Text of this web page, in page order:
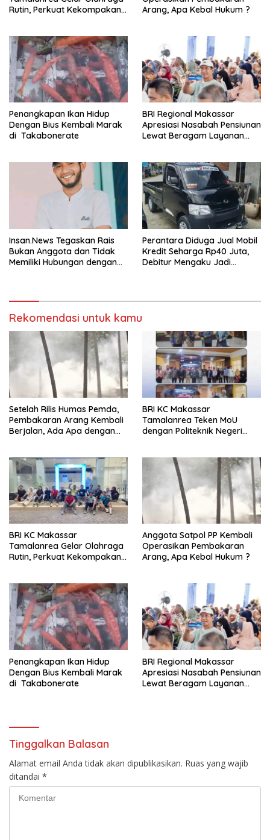
Rutin, Perkuat Kekompakan
Arang, Apa Kebal Hukum ?
Penangkapan Ikan Hidup
Dengan Bius Kembali Marak
di Takabonerate
BRI Regional Makassar
Apresiasi Nasabah Pensiunan
Lewat Beragam Layanan
Insan.News Tegaskan Rais
Bukan Anggota dan Tidak
Memiliki Hubungan dengan
‎Perantara Diduga Jual Mobil
Kredit Seharga Rp40 Juta,
Debitur Mengaku Jadi
Rekomendasi untuk kamu
Setelah Rilis Humas Pemda,
Pembakaran Arang Kembali
Berjalan, Ada Apa dengan
BRI KC Makassar
Tamalanrea Teken MoU
dengan Politeknik Negeri
BRI KC Makassar
Tamalanrea Gelar Olahraga
Rutin, Perkuat Kekompakan
Anggota Satpol PP Kembali
Operasikan Pembakaran
Arang, Apa Kebal Hukum ?
Penangkapan Ikan Hidup
Dengan Bius Kembali Marak
di Takabonerate
BRI Regional Makassar
Apresiasi Nasabah Pensiunan
Lewat Beragam Layanan
Tinggalkan Balasan
Alamat email Anda tidak akan dipublikasikan. Ruas yang wajib
ditandai *